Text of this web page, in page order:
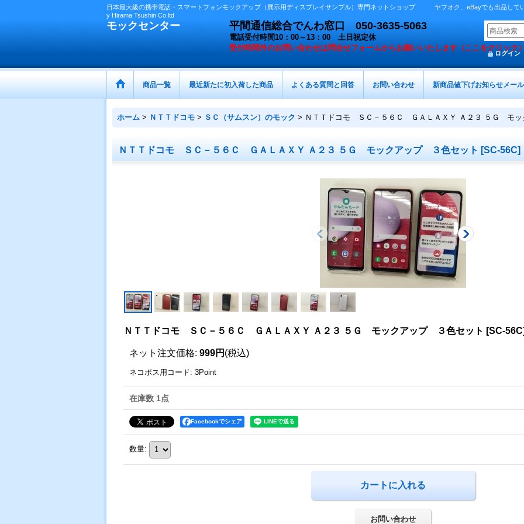
日本最大級の携帯電話・スマートフォンモックアップ（展示用ディスプレイサンプル）専門ネットショップ ヤフオク、eBayでも出品して
y Hirama Tsushin Co.ltd
モックセンター 平間通信総合でんわ窓口 050-3635-5063
電話受付時間10：00～13：00 土日祝定休
受付時間外のお問い合わせは問合せフォームからお願いいたします（ここをクリック
ログイン
商品一覧 最近新たに初入荷した商品 よくある質問と回答 お問い合わせ 新商品値下げお知らせメール
ホーム > ＮＴＴドコモ > ＳＣ（サムスン）のモック > ＮＴＴドコモ ＳＣ－５６Ｃ ＧＡＬＡＸＹ Ａ２３ ５Ｇ モ
ＮＴＴドコモ ＳＣ－５６Ｃ ＧＡＬＡＸＹ Ａ２３ ５Ｇ モックアップ ３色セット [SC-56C]
ＮＴＴドコモ ＳＣ－５６Ｃ ＧＡＬＡＸＹ Ａ２３ ５Ｇ モックアップ ３色セット [SC-56C
ネット注文価格: 999円 (税込)
ネコポス用コード: 3Point
在庫数 1点
Facebookでシェア
数量:
お問い合わせ